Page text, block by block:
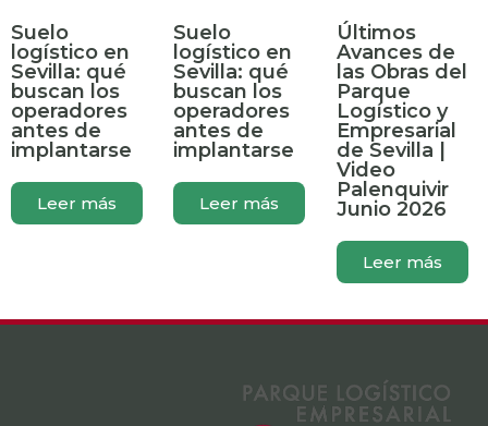
Suelo
logístico en
Sevilla: qué
buscan los
operadores
antes de
implantarse
Leer más
Suelo
logístico en
Sevilla: qué
buscan los
operadores
antes de
implantarse
Leer más
Últimos
Avances de
las Obras del
Parque
Logístico y
Empresarial
de Sevilla |
Video
Palenquivir
Junio 2026
Leer más